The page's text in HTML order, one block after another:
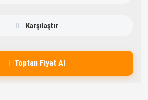
Karşılaştır
Toptan Fiyat Al